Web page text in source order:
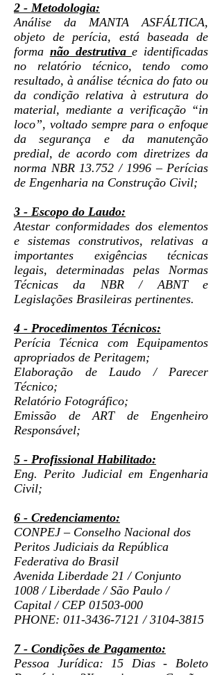
2 - Metodologia:
Análise da MANTA ASFÁLTICA,
objeto de perícia, está baseada de
forma não destrutivae identificadas
no relatório técnico, tendo como
resultado, à análise técnica do fato ou
da condição relativa à estrutura do
material, mediante a verificação “in
loco”, voltado sempre para o enfoque
da segurança e da manutenção
predial, de acordo com diretrizes da
norma NBR 13.752 / 1996 – Perícias
de Engenharia na Construção Civil;
3 - Escopo do Laudo:
Atestar conformidades dos elementos
e sistemas construtivos, relativas a
importantes exigências técnicas
legais, determinadas pelas Normas
Técnicas da NBR / ABNT e
Legislações Brasileiras pertinentes.
4 - Procedimentos Técnicos:
Perícia Técnica com Equipamentos
apropriados de Peritagem;
Elaboração de Laudo / Parecer
Técnico;
Relatório Fotográfico;
Emissão de ART de Engenheiro
Responsável;
5 - Profissional Habilitado:
Eng. Perito Judicial em Engenharia
Civil;
6 - Credenciamento:
CONPEJ – Conselho Nacional dos
Peritos Judiciais da República
Federativa do Brasil
Avenida Liberdade 21 / Conjunto
1008 / Liberdade / São Paulo /
Capital / CEP 01503-000
PHONE: 011-3436-7121 /3104-3815
7 - Condições de Pagamento:
Pessoa Jurídica: 15 Dias - Boleto